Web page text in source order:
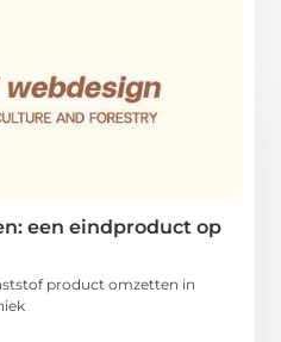
een eindproduct op
product omzetten in